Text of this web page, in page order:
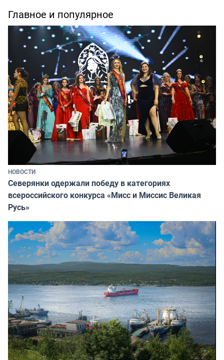
Главное и популярное
НОВОСТИ
Северянки одержали победу в категориях
всероссийского конкурса «Мисс и Миссис Великая
Русь»